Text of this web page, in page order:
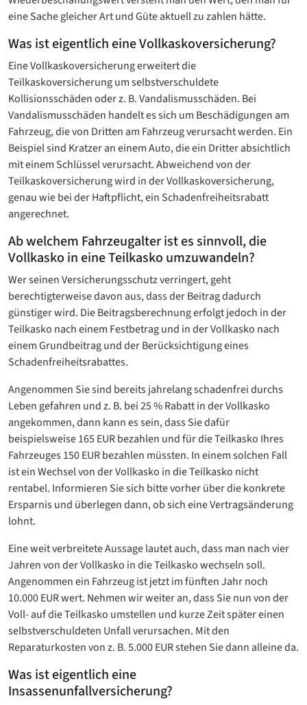
eine Sache gleicher Art und Güte aktuell zu zahlen hätte.
Was ist eigentlich eine Vollkaskoversicherung?
Eine Vollkaskoversicherung erweitert die
Teilkaskoversicherung um selbstverschuldete
Kollisionsschäden oder z. B. Vandalismusschäden. Bei
Vandalismusschäden handelt es sich um Beschädigungen am
Fahrzeug, die von Dritten am Fahrzeug verursacht werden. Ein
Beispiel sind Kratzer an einem Auto, die ein Dritter absichtlich
mit einem Schlüssel verursacht. Abweichend von der
Teilkaskoversicherung wird in der Vollkaskoversicherung,
genau wie bei der Haftpflicht, ein Schadenfreiheitsrabatt
angerechnet.
Ab welchem Fahrzeugalter ist es sinnvoll, die
Vollkasko in eine Teilkasko umzuwandeln?
Wer seinen Versicherungsschutz verringert, geht
berechtigterweise davon aus, dass der Beitrag dadurch
günstiger wird. Die Beitragsberechnung erfolgt jedoch in der
Teilkasko nach einem Festbetrag und in der Vollkasko nach
einem Grundbeitrag und der Berücksichtigung eines
Schadenfreiheitsrabattes.
Angenommen Sie sind bereits jahrelang schadenfrei durchs
Leben gefahren und z. B. bei 25 % Rabatt in der Vollkasko
angekommen, dann kann es sein, dass Sie dafür
beispielsweise 165 EUR bezahlen und für die Teilkasko Ihres
Fahrzeuges 150 EUR bezahlen müssten. In einem solchen Fall
ist ein Wechsel von der Vollkasko in die Teilkasko nicht
rentabel. Informieren Sie sich bitte vorher über die konkrete
Ersparnis und überlegen dann, ob sich eine Vertragsänderung
lohnt.
Eine weit verbreitete Aussage lautet auch, dass man nach vier
Jahren von der Vollkasko in die Teilkasko wechseln soll.
Angenommen ein Fahrzeug ist jetzt im fünften Jahr noch
10.000 EUR wert. Nehmen wir weiter an, dass Sie nun von der
Voll- auf die Teilkasko umstellen und kurze Zeit später einen
selbstverschuldeten Unfall verursachen. Mit den
Reparaturkosten von z. B. 5.000 EUR stehen Sie dann alleine da.
Was ist eigentlich eine
Insassenunfallversicherung?